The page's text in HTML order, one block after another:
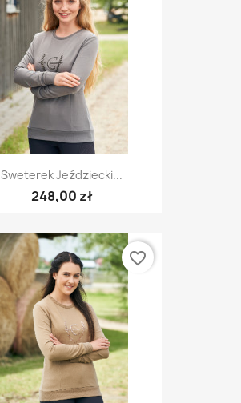
Sweterek Jeździecki...
248,00 zł
favorite_border